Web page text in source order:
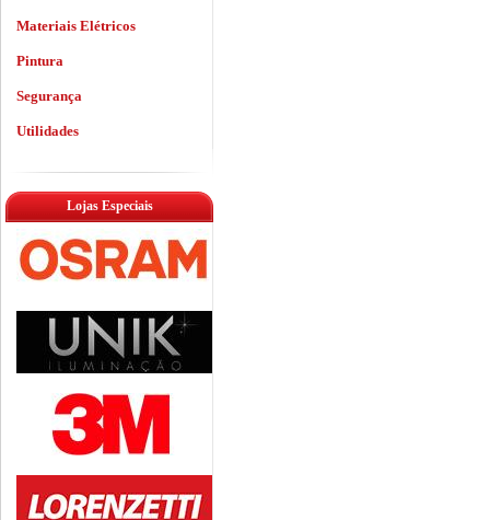
Materiais Elétricos
Pintura
Segurança
Utilidades
Lojas Especiais